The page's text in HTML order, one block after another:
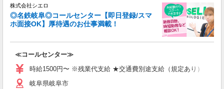
株式会社シエロ
◎名鉄岐阜◎コールセンター【即日登録/スマ
ホ面接OK】厚待遇のお仕事満載！
≪コールセンター≫
時給1500円〜 ※残業代支給 ★交通費別途支給（規定あり） ゜+
岐阜県岐阜市